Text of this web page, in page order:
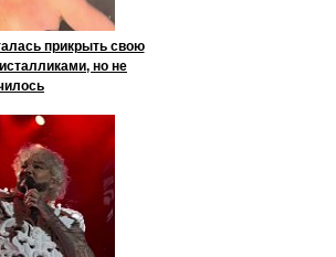
прикрыть свою
но не